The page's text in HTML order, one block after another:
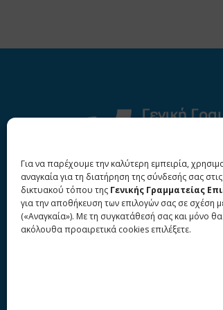
Για να παρέχουμε την καλύτερη εμπειρία,
αναγκαία για τη διατήρηση της σύνδεσής σας
δικτυακού τόπου της Γενικής Γραμματείας
για την αποθήκευση των επιλογών σας σε σχέση
(«Αναγκαία»). Με τη συγκατάθεσή σας και μόνο
ακόλουθα προαιρετικά cookies επιλέξετε.